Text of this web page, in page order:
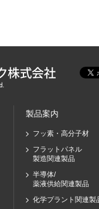
製品案内
フッ素・高分子材
フラットパネル
製造関連製品
半導体/
薬液供給関連製品
化学プラント関連製